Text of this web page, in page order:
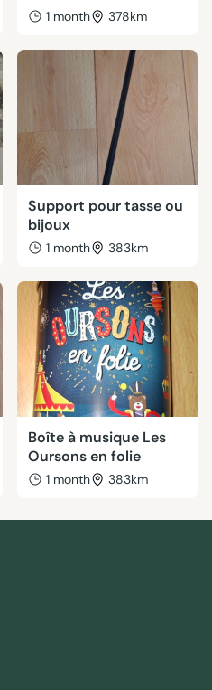
1 month 378km
Support pour tasse ou
bijoux
1 month 383km
Boîte à musique Les
Oursons en folie
1 month 383km